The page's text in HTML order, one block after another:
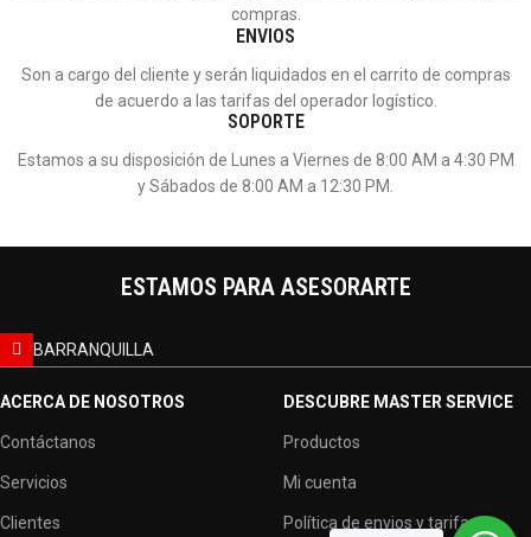
compras.
ENVIOS
Son a cargo del cliente y serán liquidados en el carrito de compras
de acuerdo a las tarifas del operador logístico.
SOPORTE
Estamos a su disposición de Lunes a Viernes de 8:00 AM a 4:30 PM
y Sábados de 8:00 AM a 12:30 PM.
ESTAMOS PARA ASESORARTE
BARRANQUILLA
ACERCA DE NOSOTROS
Contáctanos
Servicios
Clientes
DESCUBRE MASTER SERVICE
Productos
Mi cuenta
Política de envios y tarifas